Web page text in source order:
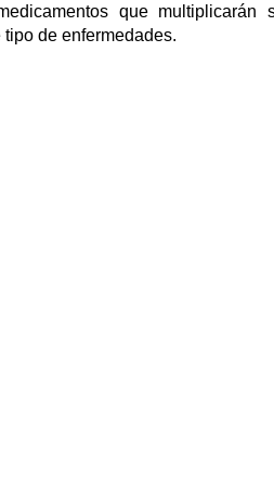
que multiplicarán
de enfermedades.